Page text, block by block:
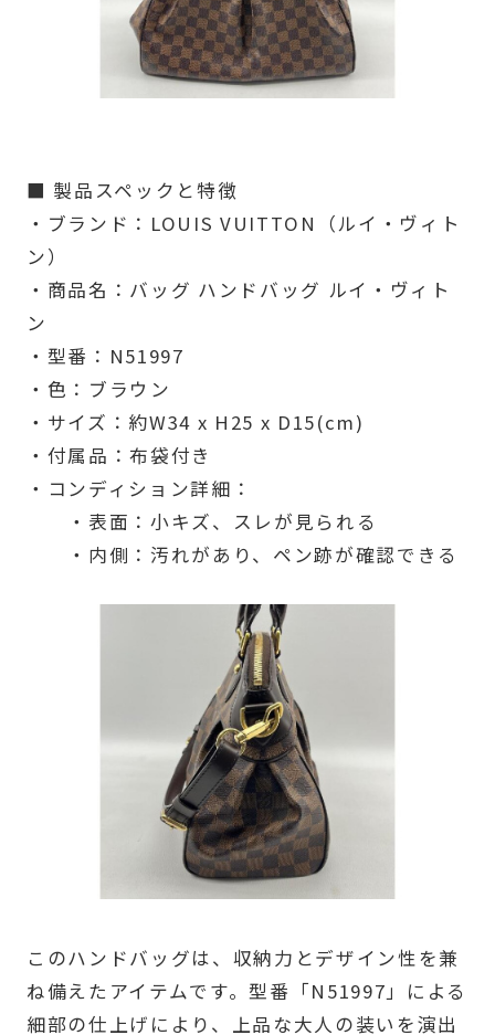
■ 製品スペックと特徴
・ブランド：LOUIS VUITTON（ルイ・ヴィト
ン）
・商品名：バッグ ハンドバッグ ルイ・ヴィト
ン
・型番：N51997
・色：ブラウン
・サイズ：約W34 x H25 x D15(cm)
・付属品：布袋付き
・コンディション詳細：
・表面：小キズ、スレが見られる
・内側：汚れがあり、ペン跡が確認できる
このハンドバッグは、収納力とデザイン性を兼
ね備えたアイテムです。型番「N51997」による
細部の仕上げにより、上品な大人の装いを演出